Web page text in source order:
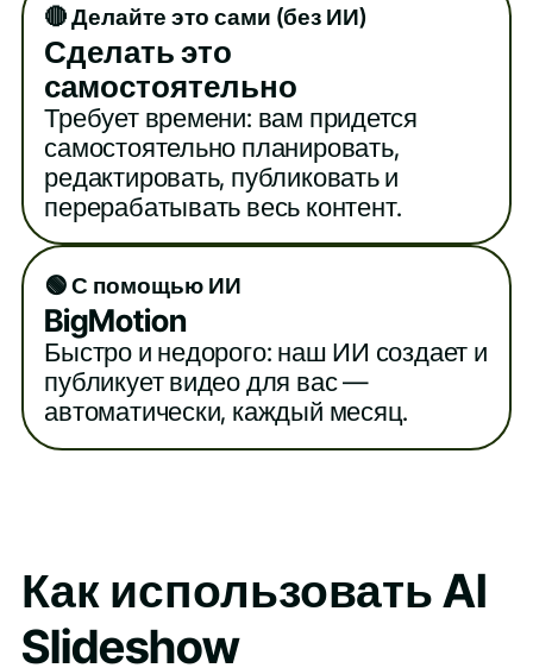
🔴 Делайте это сами (без ИИ)
Сделать это
самостоятельно
Требует времени: вам придется
самостоятельно планировать,
редактировать, публиковать и
перерабатывать весь контент.
🟢 С помощью ИИ
BigMotion
Быстро и недорого: наш ИИ создает и
публикует видео для вас —
автоматически, каждый месяц.
Как использовать AI
Slideshow